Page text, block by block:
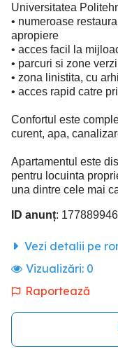
Universitatea
• numeroase
apropiere
• acces facil la
• parcuri si zone
• zona linistita, cu
• acces rapid catre
Confortul este
curent, apa,
Apartamentul este
pentru locuinta
una dintre cele mai
ID anunț:
Vezi detalii pe
Vizualizări: 0
Raportează